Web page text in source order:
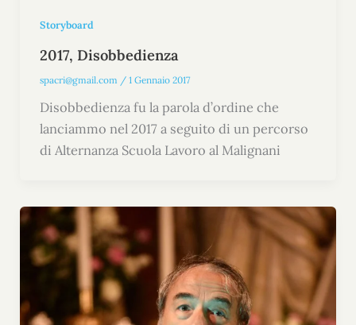
Storyboard
2017, Disobbedienza
spacri@gmail.com / 1 Gennaio 2017
Disobbedienza fu la parola d’ordine che
lanciammo nel 2017 a seguito di un percorso
di Alternanza Scuola Lavoro al Malignani